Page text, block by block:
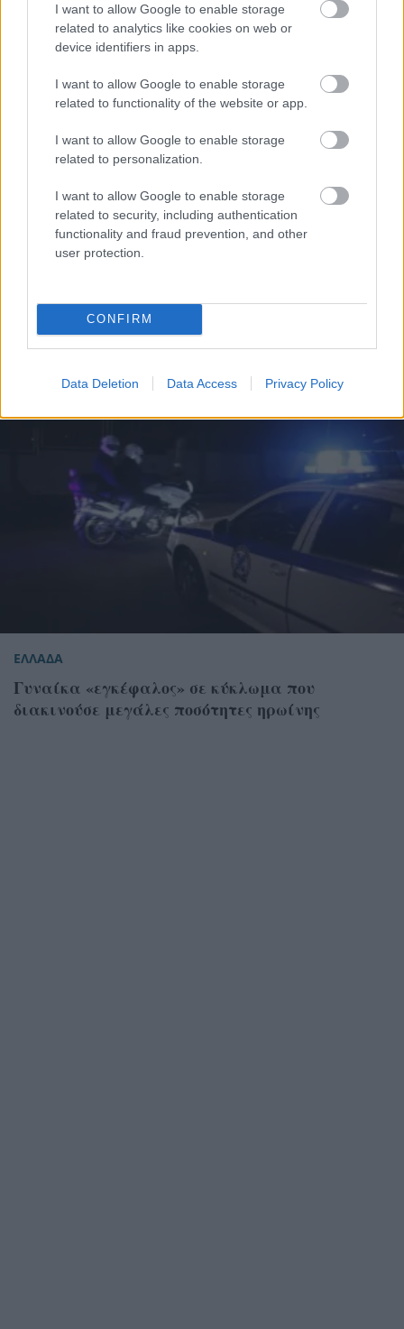
I want to allow Google to enable storage
related to analytics like cookies on web or
device identifiers in apps.
I want to allow Google to enable storage
related to functionality of the website or app.
I want to allow Google to enable storage
related to personalization.
I want to allow Google to enable storage
related to security, including authentication
functionality and fraud prevention, and other
user protection.
CONFIRM
Data Deletion Data Access Privacy Policy
Υπό κράτηση ο Νόβακ Τζόκοβιτς!
ΕΛΛΑΔΑ
Γυναίκα «εγκέφαλος» σε κύκλωμα που
διακινούσε μεγάλες ποσότητες ηρωίνης